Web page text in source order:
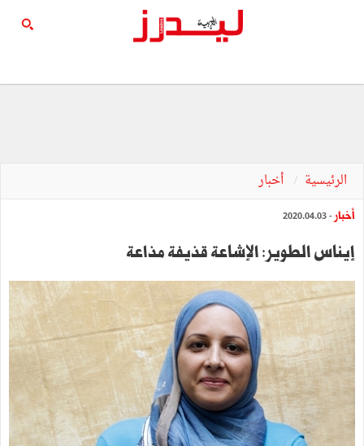
الرئيسية أخبار
أخبار - 2020.04.03
إيناس الطوير: الإشاعة قذيفة مذاعة